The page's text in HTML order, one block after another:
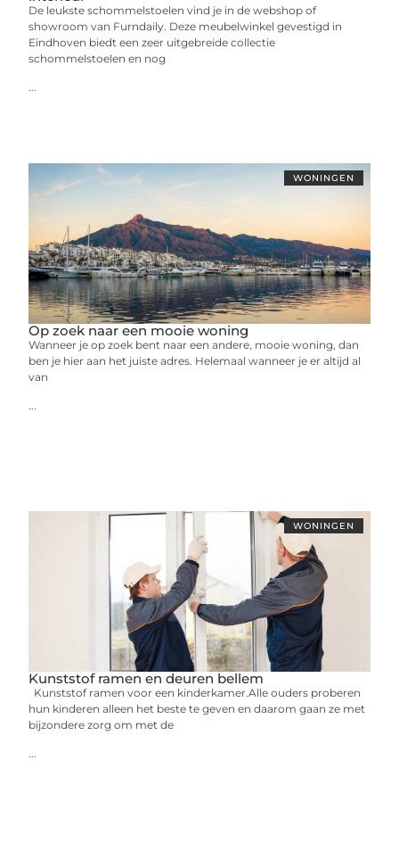
De leukste schommelstoelen vind je in de webshop of
showroom van Furndaily. Deze meubelwinkel gevestigd in
Eindhoven biedt een zeer uitgebreide collectie
schommelstoelen en nog
...
WONINGEN
Op zoek naar een mooie woning
Wanneer je op zoek bent naar een andere, mooie woning, dan
ben je hier aan het juiste adres. Helemaal wanneer je er altijd al
van
...
WONINGEN
Kunststof ramen en deuren bellem
Kunststof ramen voor een kinderkamer.Alle ouders proberen
hun kinderen alleen het beste te geven en daarom gaan ze met
bijzondere zorg om met de
...